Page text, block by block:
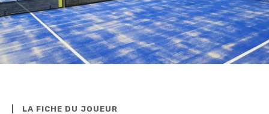
LA FICHE DU JOUEUR